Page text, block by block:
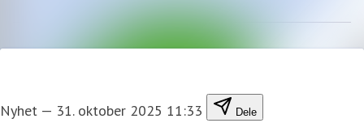
Nyhet — 31. oktober 2025 11:33 Dele